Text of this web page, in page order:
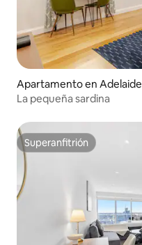
Apartamento en Adelaide
La pequeña sardina
Superanfitrión
Superanfitrión